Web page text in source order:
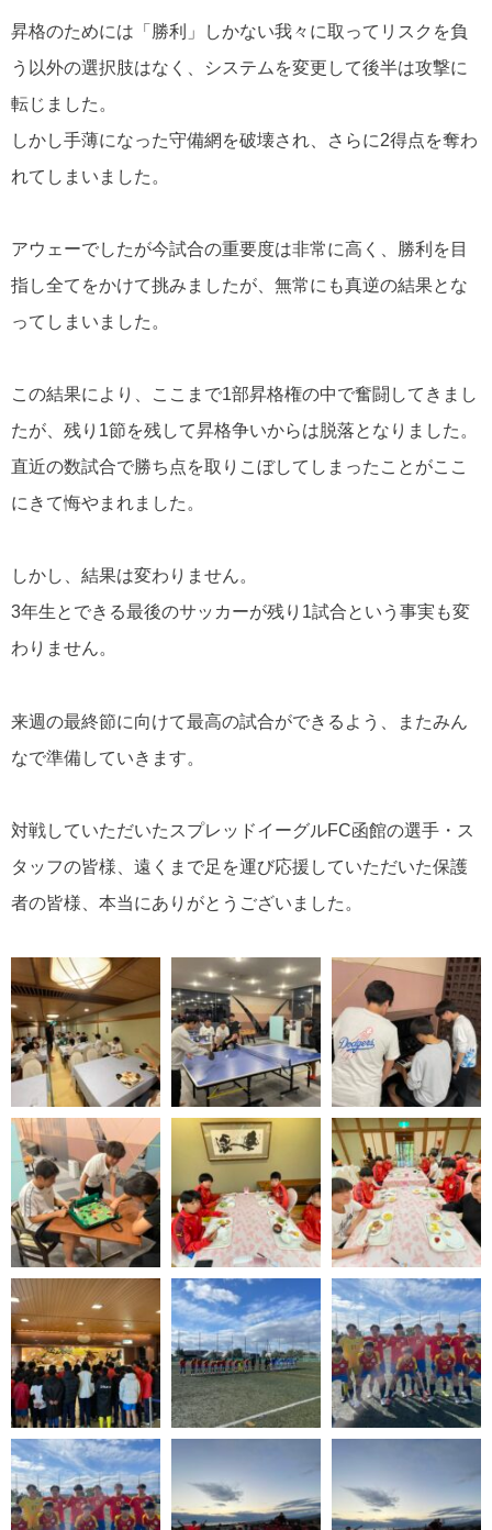
昇格のためには「勝利」しかない我々に取ってリスクを負
う以外の選択肢はなく、システムを変更して後半は攻撃に
転じました。
しかし手薄になった守備網を破壊され、さらに2得点を奪わ
れてしまいました。
アウェーでしたが今試合の重要度は非常に高く、勝利を目
指し全てをかけて挑みましたが、無常にも真逆の結果とな
ってしまいました。
この結果により、ここまで1部昇格権の中で奮闘してきまし
たが、残り1節を残して昇格争いからは脱落となりました。
直近の数試合で勝ち点を取りこぼしてしまったことがここ
にきて悔やまれました。
しかし、結果は変わりません。
3年生とできる最後のサッカーが残り1試合という事実も変
わりません。
来週の最終節に向けて最高の試合ができるよう、またみん
なで準備していきます。
対戦していただいたスプレッドイーグルFC函館の選手・ス
タッフの皆様、遠くまで足を運び応援していただいた保護
者の皆様、本当にありがとうございました。